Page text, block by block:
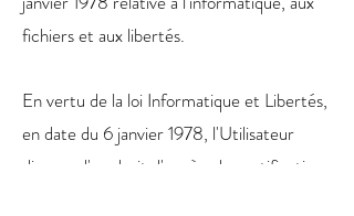
fichiers et aux libertés.
En vertu de la loi Informatique et Libertés,
en date du 6 janvier 1978, l'Utilisateur
dispose d'un droit d'accès, de rectification,